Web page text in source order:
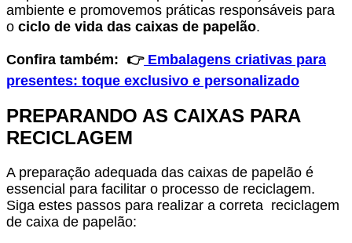
ambiente e promovemos práticas responsáveis para
o ciclo de vida das caixas de papelão.
Confira também: 👉Embalagens criativas para
presentes: toque exclusivo e personalizado
PREPARANDO AS CAIXAS PARA
RECICLAGEM
A preparação adequada das caixas de papelão é
essencial para facilitar o processo de reciclagem.
Siga estes passos para realizar a correta reciclagem
de caixa de papelão: